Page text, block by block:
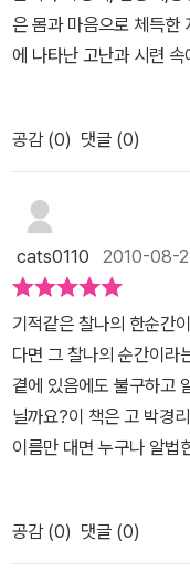
다운 미래의 날들이 기다
공한 자들의 현실을 부러
순간을 위해, 지금 무엇
갖추고 있는지와 세상과
와 동시대를 함께하는
론 그들이 선택한 삶이
완벽한 삶은 아닐 것이다.
에서 이를 어떻게 극복해
때 어떻게 판단하고 선택
될 것인지를 찾아가는 여
것들이 분명 있으리라 생
있는 영국의 성악가 폴포
그는 언젠가 오페라를
날 우연히 참가한 리얼리
계가 주목하는 유명한 스
은 몸과 마음으로 체득한
에 나타난 고난과 시련
이 보여주며우리에게 삶
밋하게 그저 보통사람으
몇 번의 기회가 왔었을
런 기적같은 터닝 포인
어떤 전환점이 되도록 계
즘 판사, 검사, 의사 등등
는 지식인들 치고자신의
을 수록 그 욕심과 욕망
갉아먹는 세상에서 자신
사람들이 많은 데이 책에
아름다운 분들로다른 사
자신이 하고 있는 일이
좋을 까 싶습니다..
공감 (0) 댓글 (0)
cats0110 2010-08-
기적같은 찰나의 한순간
다면 그 찰나의 순간이라
곁에 있음에도 불구하고
닐까요?이 책은 고 박경
이름만 대면 누구나 알법
새로운 자신을 만들어가
대작을 완성한 것,과연 그
그들을 만들어갔는지를
공감 (0) 댓글 (0)